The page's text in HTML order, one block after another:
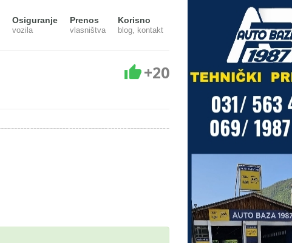
Osiguranje
vozila
Prenos
vlasništva
Korisno
blog, kontakt
+20